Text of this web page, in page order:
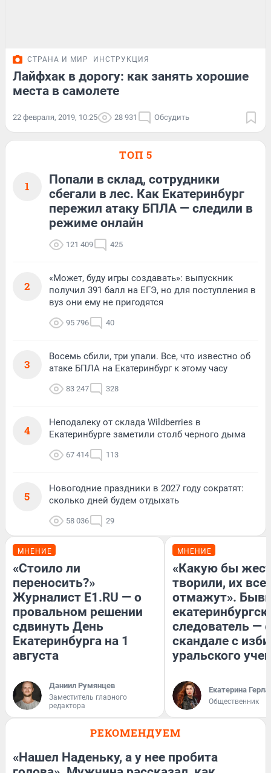
СТРАНА И МИР ИНСТРУКЦИЯ
Лайфхак в дорогу: как занять хорошие
места в самолете
22 февраля, 2019, 10:25 28 931 Обсудить
ТОП 5
1
Попали в склад, сотрудники
сбегали в лес. Как Екатеринбург
пережил атаку БПЛА — следили в
режиме онлайн
121 409 425
2
«Может, буду игры создавать»: выпускник
получил 391 балл на ЕГЭ, но для поступления в
вуз они ему не пригодятся
95 796 40
3
Восемь сбили, три упали. Все, что известно об
атаке БПЛА на Екатеринбург к этому часу
83 247 328
4
Неподалеку от склада Wildberries в
Екатеринбурге заметили столб черного дыма
67 414 113
5
Новогодние праздники в 2027 году сократят:
сколько дней будем отдыхать
58 036 29
МНЕНИЕ
«Стоило ли
переносить?»
Журналист E1.RU — о
провальном решении
сдвинуть День
Екатеринбурга на 1
августа
Даниил Румянцев
Заместитель главного
редактора
МНЕНИЕ
«Какую бы
творили, их
отмажут».
следователь —
скандале с
уральского
Екатерина
Общественник
РЕКОМЕНДУЕМ
«Нашел Наденьку, а у нее пробита